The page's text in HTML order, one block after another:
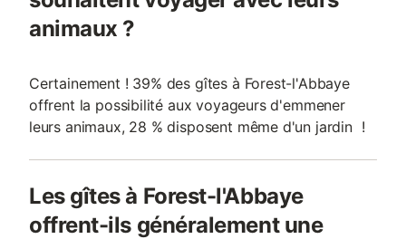
animaux ?
Certainement ! 39% des gîtes à Forest-l'Abbaye
offrent la possibilité aux voyageurs d'emmener
leurs animaux, 28 % disposent même d'un jardin !
Les gîtes à Forest-l'Abbaye
offrent-ils généralement une